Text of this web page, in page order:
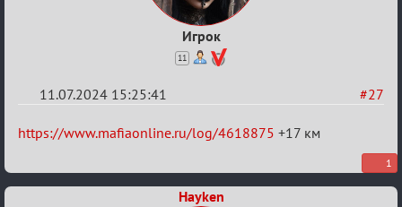
Игрок
11
#27
11.07.2024 15:25:41
Re:
тысяч
https://www.mafiaonline.ru/log/4618875 +17 км
1
Hayken